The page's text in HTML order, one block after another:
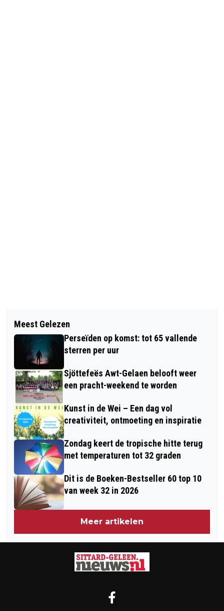
TECHNOLOGIECONFERENTIE BIG
SCIENCE BUSINESS FORUM 2026
NAAR LIMBURG
POLITIEBONDEN GAAN DOOR MET
LOPENDE ACTIES ROND
VROEGPENSIOEN
Meest Gelezen
Perseïden op komst: tot 65 vallende
sterren per uur
Sjöttefeës Awt-Gelaen belooft weer
een pracht-weekend te worden
Kunst in de Wei – Een dag vol
creativiteit, ontmoeting en inspiratie
Zondag keert de tropische hitte terug
met temperaturen tot 32 graden
Dit is de Boeken-Bestseller 60 top 10
van week 32 in 2026
Meer artikelen